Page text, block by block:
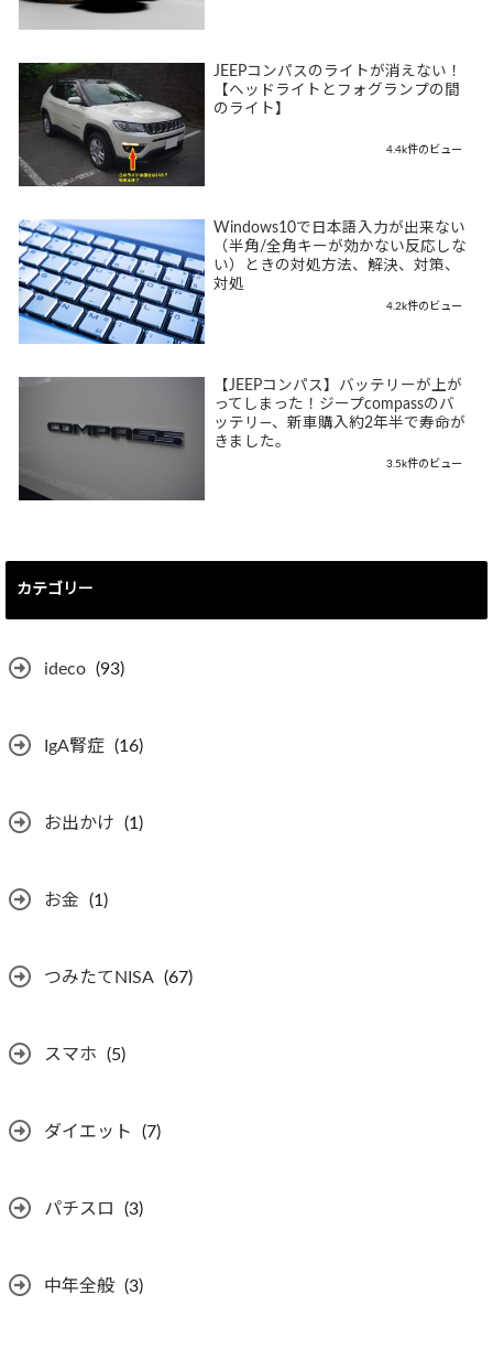
JEEPコンパスのライトが消えない！
【ヘッドライトとフォグランプの間
のライト】
4.4k件のビュー
Windows10で日本語入力が出来ない
（半角/全角キーが効かない反応しな
い）ときの対処方法、解決、対策、
対処
4.2k件のビュー
【JEEPコンパス】バッテリーが上が
ってしまった！ジープcompassのバ
ッテリ―、新車購入約2年半で寿命が
きました。
3.5k件のビュー
カテゴリー
ideco (93)
IgA腎症 (16)
お出かけ (1)
お金 (1)
つみたてNISA (67)
スマホ (5)
ダイエット (7)
パチスロ (3)
中年全般 (3)